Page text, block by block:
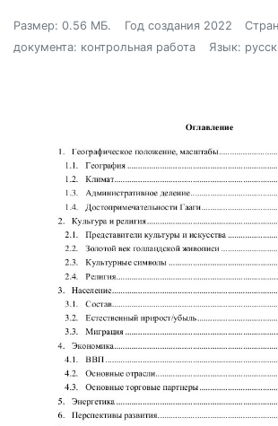
Размер: 0.56 МБ. Год создания 2022
документа: контрольная работа
Язык: